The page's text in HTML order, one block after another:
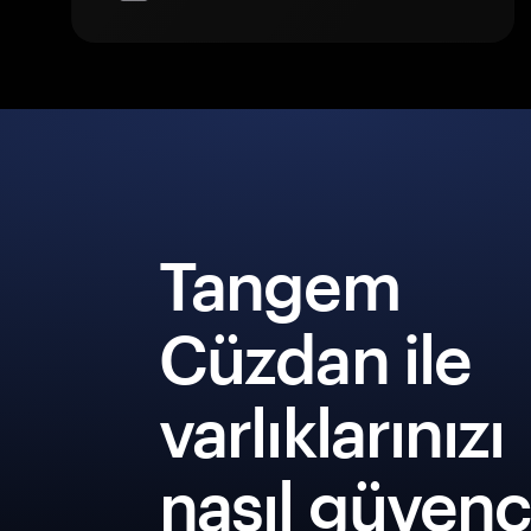
Tangem
Cüzdan ile
varlıklarınızı
nasıl